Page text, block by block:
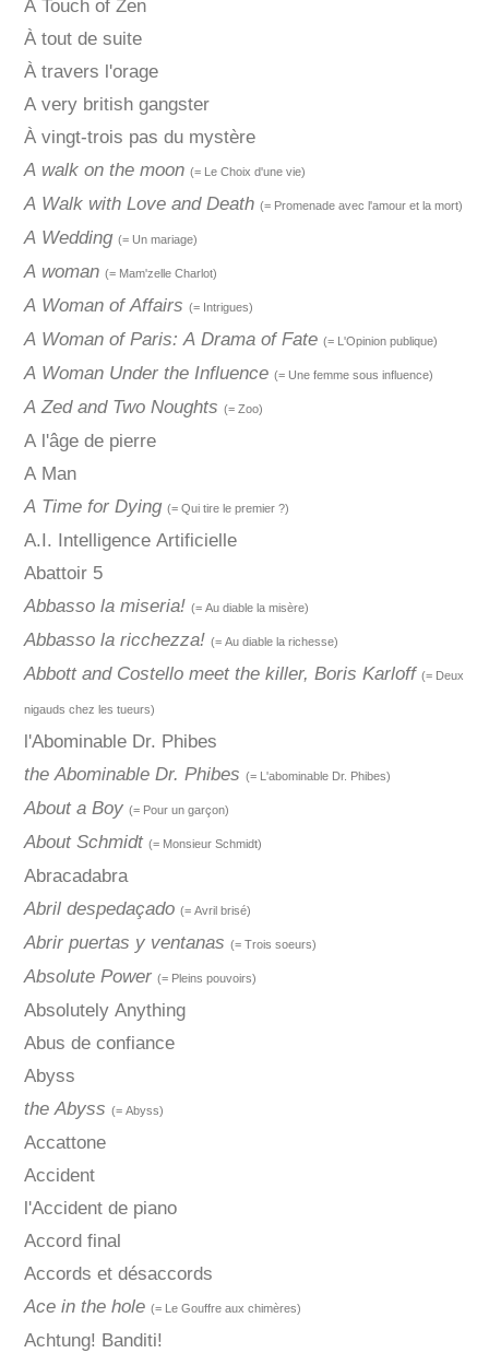
A Touch of Zen
À tout de suite
À travers l'orage
A very british gangster
À vingt-trois pas du mystère
A walk on the moon (= Le Choix d'une vie)
A Walk with Love and Death (= Promenade avec l'amour et la mort)
A Wedding (= Un mariage)
A woman (= Mam'zelle Charlot)
A Woman of Affairs (= Intrigues)
A Woman of Paris: A Drama of Fate (= L'Opinion publique)
A Woman Under the Influence (= Une femme sous influence)
A Zed and Two Noughts (= Zoo)
A l'âge de pierre
A Man
A Time for Dying (= Qui tire le premier ?)
A.I. Intelligence Artificielle
Abattoir 5
Abbasso la miseria! (= Au diable la misère)
Abbasso la ricchezza! (= Au diable la richesse)
Abbott and Costello meet the killer, Boris Karloff (= Deux
nigauds chez les tueurs)
l'Abominable Dr. Phibes
the Abominable Dr. Phibes (= L'abominable Dr. Phibes)
About a Boy (= Pour un garçon)
About Schmidt (= Monsieur Schmidt)
Abracadabra
Abril despedaçado (= Avril brisé)
Abrir puertas y ventanas (= Trois soeurs)
Absolute Power (= Pleins pouvoirs)
Absolutely Anything
Abus de confiance
Abyss
the Abyss (= Abyss)
Accattone
Accident
l'Accident de piano
Accord final
Accords et désaccords
Ace in the hole (= Le Gouffre aux chimères)
Achtung! Banditi!